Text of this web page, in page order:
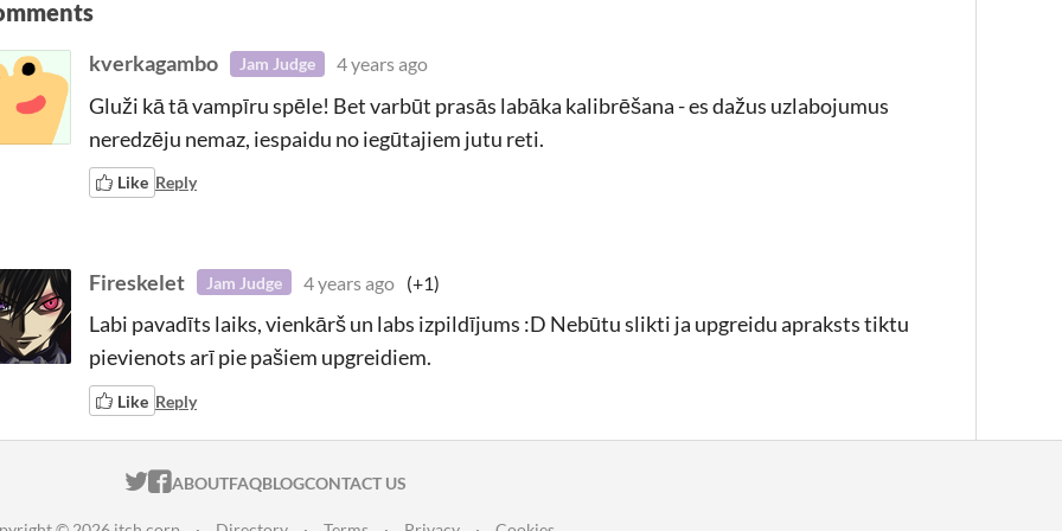
kverkagambo Jam Judge 4 years ago
Gluži kā tā vampīru spēle! Bet varbūt prasās labāka kalibrēšana - es dažus uzlabojumus
neredzēju nemaz, iespaidu no iegūtajiem jutu reti.
Like Reply
Fireskelet Jam Judge 4 years ago (+1)
Labi pavadīts laiks, vienkārš un labs izpildījums :D Nebūtu slikti ja upgreidu apraksts tiktu
pievienots arī pie pašiem upgreidiem.
Like Reply
ITCH.IO ON TWITTER
ITCH.IO ON FACEBOOK
ABOUTFAQBLOGCONTACT US